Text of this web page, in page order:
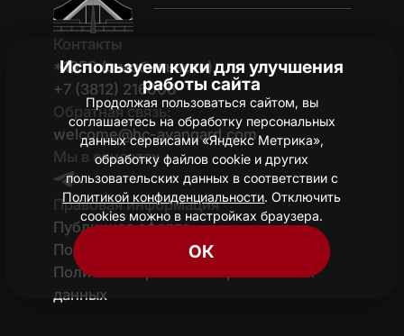
Контакты
*1950 (c мобильного)
+7 (3812) 216006
Обратная связь:
welcome@hc-avangard.com
Мы в соцсетях
Правовая информация
Публичная оферта
Политика конфиденциальности
Политика обработки персональных
данных
Используем куки для улучшения
работы сайта
Продолжая пользоваться сайтом, вы
соглашаетесь на обработку персональных
данных сервисами «Яндекс Метрика»,
обработку файлов cookie и других
пользовательских данных в соответствии с
Политикой конфиденциальности. Отключить
cookies можно в настройках браузера.
ОК